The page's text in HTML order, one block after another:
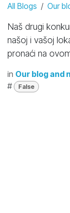
All Blogs Our
Naš drugi
našoj i vašoj
pronaći na
in Our blog and
#
False